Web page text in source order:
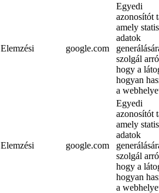
Elemzési google.com
Egyedi
azonosítót
amely
adatok
szolgál
hogy a
hogyan
a
Elemzési google.com
Egyedi
azonosítót
amely
adatok
szolgál
hogy a
hogyan
a